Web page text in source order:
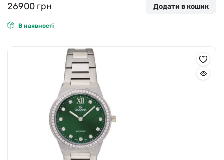
26900 грн Додати в кошик
В наявності